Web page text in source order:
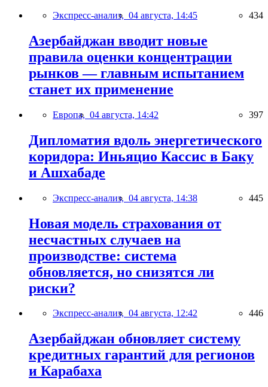
Экспресс-анализ, 04 августа, 14:45 434
Азербайджан вводит новые
правила оценки концентрации
рынков — главным испытанием
станет их применение
Европа, 04 августа, 14:42 397
Дипломатия вдоль энергетического
коридора: Иньяцио Кассис в Баку
и Ашхабаде
Экспресс-анализ, 04 августа, 14:38 445
Новая модель страхования от
несчастных случаев на
производстве: система
обновляется, но снизятся ли
риски?
Экспресс-анализ, 04 августа, 12:42 446
Азербайджан обновляет систему
кредитных гарантий для регионов
и Карабаха